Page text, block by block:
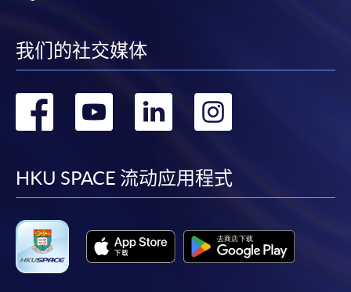
我们的社交媒体
转
facebook
转
youtube
转
linkedin
HKU SPACE 流动应用程式